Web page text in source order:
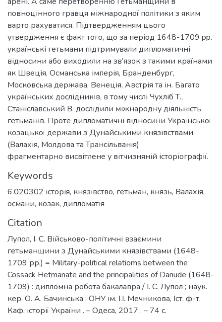
повноцінного гравця міжнародної політики з яким
варто рахуватися. Підтвердженням цього
утвердження є факт того, що за період 1648-1709 pp.
українські гетьмани підтримували дипломатичні
відносини або виходили на зв’язок з такими країнами
як Швеція, Османська імперія, Бранденбург,
Московська держава, Венеція, Австрія та ін. Багато
українських дослідників, в тому числі Чухліб Т.,
Станіславський В. дослідили міжнародну діяльність
гетьманів. Проте дипломатичні відносини Української
козацької держави з Дунайськими князівствами
(Валахія, Молдова та Трансільванія)
фрагментарно висвітлене у вітчизняній історіографії.
Keywords
6.020302 історія, князівство, гетьман, князь, Валахія,
османи, козак, дипломатія
Citation
Лупол, І. С. Військово-політичні взаємини
гетьманщини з Дунайськими князівствами (1648-
1709 рр.) = Military-political relatioms between the
Cossack Hetmanate and the principalities of Danude (1648-
1709) : дипломна робота бакалавра / І. С. Лупол ; наук.
кер. О. А. Бачинська ; ОНУ ім. І.І. Мечникова, Іст. ф-т,
Каф. історії України . – Одеса, 2017 . – 74 с.